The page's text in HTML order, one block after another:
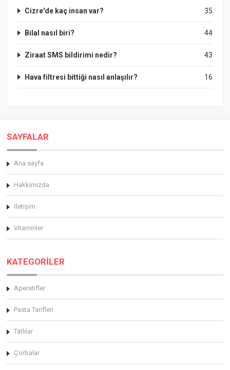
35
Cizre'de kaç insan var?
44
Bilal nasıl biri?
43
Ziraat SMS bildirimi nedir?
16
Hava filtresi bittiği nasıl anlaşılır?
SAYFALAR
Ana sayfa
Hakkimizda
İletişim
Vitaminler
KATEGORİLER
Aperatifler
Pasta Tarifleri
Tatlılar
Çorbalar